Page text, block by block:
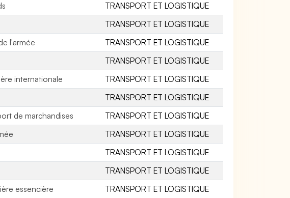
TRANSPORT ET LOGISTIQUE
TRANSPORT ET LOGISTIQUE
l'armée
TRANSPORT ET LOGISTIQUE
TRANSPORT ET LOGISTIQUE
internationale
TRANSPORT ET LOGISTIQUE
TRANSPORT ET LOGISTIQUE
de marchandises
TRANSPORT ET LOGISTIQUE
TRANSPORT ET LOGISTIQUE
TRANSPORT ET LOGISTIQUE
TRANSPORT ET LOGISTIQUE
essencière
TRANSPORT ET LOGISTIQUE